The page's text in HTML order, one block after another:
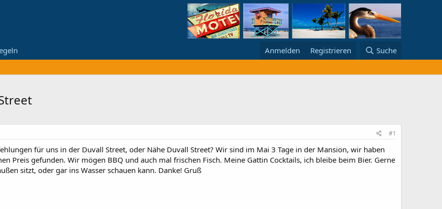
Anmelden Registrieren Suche
#1
für uns in der Duvall Street, oder Nähe Duvall Street? Wir sind im Mai 3 Tage in der Mansion, wir haben
Preis gefunden. Wir mögen BBQ und auch mal frischen Fisch. Meine Gattin Cocktails, ich bleibe beim Bier. Gerne
sitzt, oder gar ins Wasser schauen kann. Danke! Gruß